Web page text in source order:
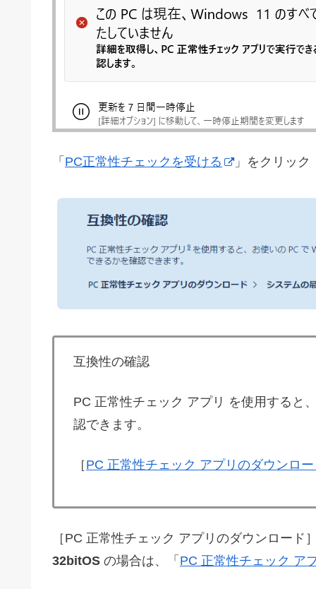
「 PC正常性チェックを受ける 」をクリック
互換性の確認
PC 正常性チェック アプリ を使用すると
認できます。
［PC 正常性チェック アプリのダウンロ
［PC 正常性チェック アプリのダウンロー
32bitOS の場合は、「 PC 正常性チェック ア